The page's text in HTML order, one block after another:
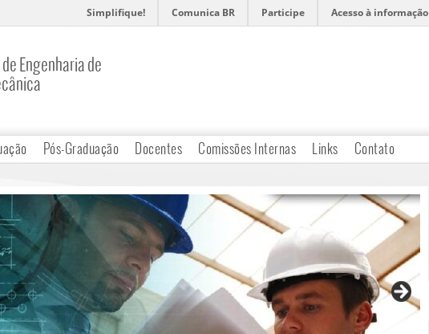
Simplifique! Comunica BR Participe Acesso à informação
Engenharia de
Pós-Graduação Docentes Comissões Internas Links Contato